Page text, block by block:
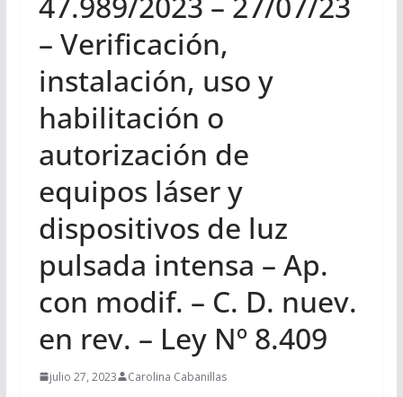
– Verificación,
instalación, uso y
habilitación o
autorización de
equipos láser y
dispositivos de luz
pulsada intensa – Ap.
con modif. – C. D. nuev.
en rev. – Ley Nº 8.409
julio 27, 2023 Carolina Cabanillas